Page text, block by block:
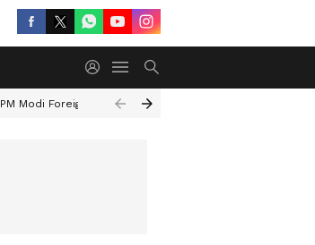
PM Modi Foreign Travel Expenditure